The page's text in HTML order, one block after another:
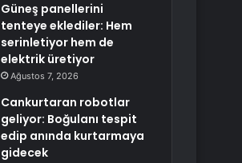
Güneş panellerini
tenteye eklediler: Hem
serinletiyor hem de
elektrik üretiyor
Ağustos 7, 2026
Cankurtaran robotlar
geliyor: Boğulanı tespit
edip anında kurtarmaya
gidecek